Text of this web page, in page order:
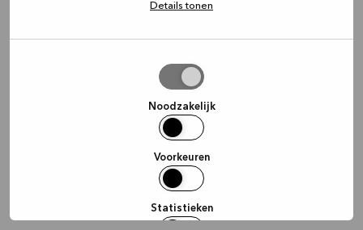
Details tonen
Noodzakelijk
Voorkeuren
Statistieken